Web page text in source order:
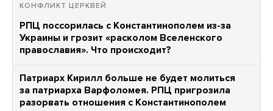
КОНФЛИКТ ЦЕРКВЕЙ
РПЦ поссорилась с Константинополем из-за
Украины и грозит «расколом Вселенского
православия». Что происходит?
Патриарх Кирилл больше не будет молиться
за патриарха Варфоломея. РПЦ пригрозила
разорвать отношения с Константинополем